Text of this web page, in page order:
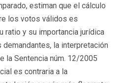
estiman que el cálculo
los votos válidos es
ratio y su importancia jurídica
la interpretación
la Sentencia núm. 12/2005
es contraria a la